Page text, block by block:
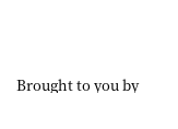
Brought to you by